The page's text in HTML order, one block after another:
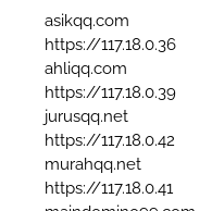
asikqq.com
https://117.18.0.36
ahliqq.com
https://117.18.0.39
jurusqq.net
https://117.18.0.42
murahqq.net
https://117.18.0.41